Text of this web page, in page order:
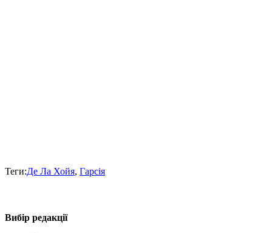
Теги:Де Ла Хойя, Гарсія
Вибір редакції